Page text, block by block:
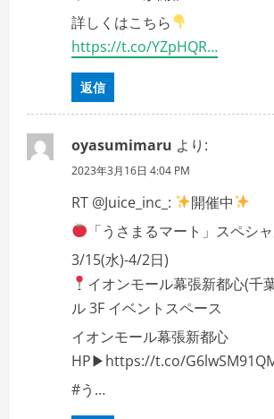
詳しくはこちら
https://t.co/YZpHQR…
返信
oyasumimaru より:
2023年3月16日 4:04 PM
RT @Juice_inc_:
開催中
「うさまるマート」スペシ
3/15(水)-4/2日)
イオンモール幕張新都心(千
ル 3F イベントスペース
イオンモール幕張新都心
HP▶https://t.co/
#う…